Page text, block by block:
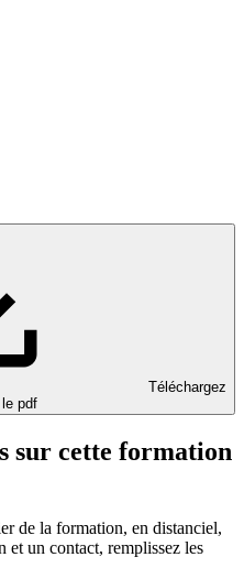
Téléchargez
le pdf
sur cette formation
de la formation, en distanciel,
et un contact, remplissez les